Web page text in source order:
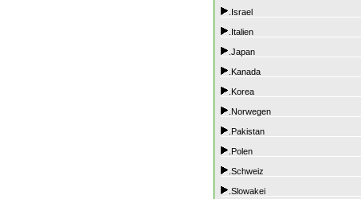
.Israel
.Italien
.Japan
.Kanada
.Korea
.Norwegen
.Pakistan
.Polen
.Schweiz
.Slowakei